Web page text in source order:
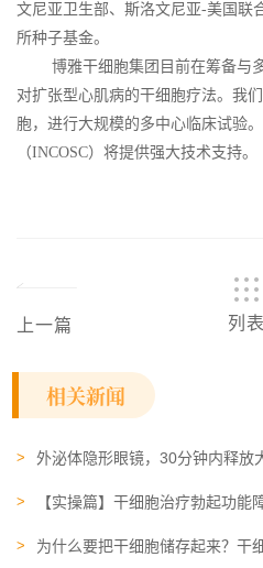
文尼亚卫生部、斯洛文尼亚-美国联
所种子基金。
博雅干细胞集团目前在筹备与多
对扩张型心肌病的干细胞疗法。我
胞，进行大规模的多中心临床试验
（INCOSC）将提供强大技术支持。
上一篇 列表
相关新闻
外泌体隐形眼镜，30分钟内释放
【实操篇】干细胞治疗勃起功能
为什么要把干细胞储存起来？干